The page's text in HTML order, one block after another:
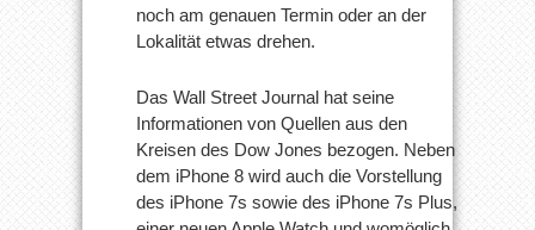
noch am genauen Termin oder an der
Lokalität etwas drehen.
Das Wall Street Journal hat seine
Informationen von Quellen aus den
Kreisen des Dow Jones bezogen. Neben
dem iPhone 8 wird auch die Vorstellung
des iPhone 7s sowie des iPhone 7s Plus,